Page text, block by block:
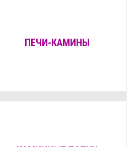
ПЕЧИ-КАМИНЫ